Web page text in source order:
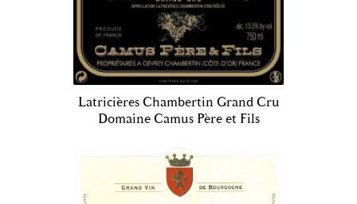
Latricières Chambertin Grand Cru
Domaine Camus Père et Fils